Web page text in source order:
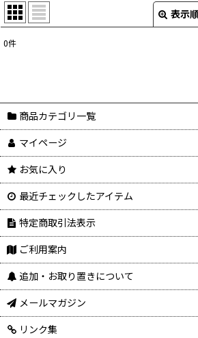
表示
並び順:
絞り込む
0件
商品カテゴリ一覧
マイページ
お気に入り
最近チェックしたアイテム
特定商取引法表示
ご利用案内
追加・お取り置きについて
メールマガジン
リンク集